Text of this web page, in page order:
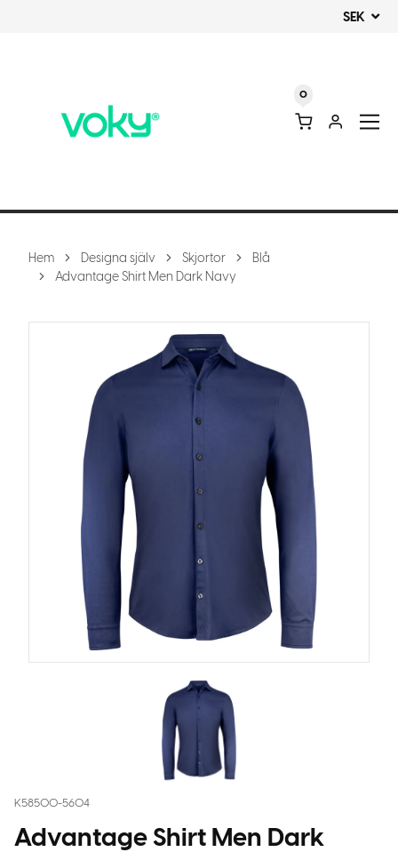
SEK
0
Hem Designa själv Skjortor
Blå
Advantage Shirt Men Dark Navy
K58500-5604
Advantage Shirt Men Dark